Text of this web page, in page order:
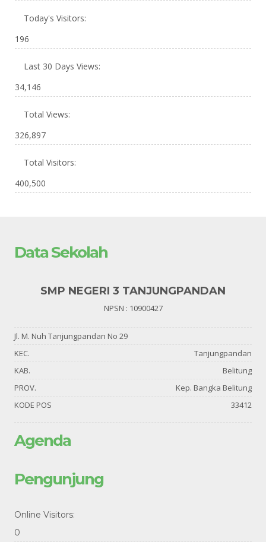
Today's Visitors:
196
Last 30 Days Views:
34,146
Total Views:
326,897
Total Visitors:
400,500
Data Sekolah
SMP NEGERI 3 TANJUNGPANDAN
NPSN : 10900427
Jl. M. Nuh Tanjungpandan No 29
KEC.
Tanjungpandan
KAB.
Belitung
PROV.
Kep. Bangka Belitung
KODE POS
33412
Agenda
Pengunjung
Online Visitors:
0